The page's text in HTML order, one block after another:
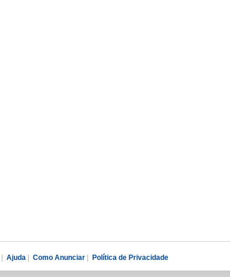
Ajuda Como Anunciar Política de Privacidade